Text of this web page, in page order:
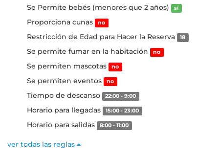
Se Permite bebés (menores que 2 años) sí
Proporciona cunas no
Restricción de Edad para Hacer la Reserva 18
Se permite fumar en la habitación no
Se permiten mascotas no
Se permiten eventos no
Tiempo de descanso 22:00 - 9:00
Horario para llegadas 15:00 - 23:00
Horario para salidas 8:00 - 11:00
ver todas las reglas